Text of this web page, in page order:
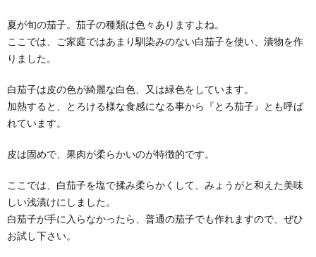
夏が旬の茄子。茄子の種類は色々ありますよね。
ここでは、ご家庭ではあまり馴染みのない白茄子を使い、漬物を作
りました。
白茄子は皮の色が綺麗な白色、又は緑色をしています。
加熱すると、とろける様な食感になる事から『とろ茄子』とも呼ば
れています。
皮は固めで、果肉が柔らかいのが特徴的です。
ここでは、白茄子を塩で揉み柔らかくして、みょうがと和えた美味
しい浅漬けにしました。
白茄子が手に入らなかったら、普通の茄子でも作れますので、ぜひ
お試し下さい。